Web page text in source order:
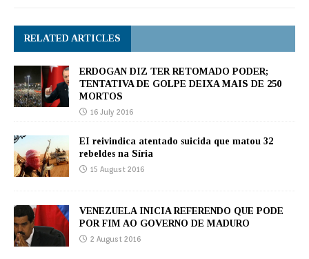
RELATED ARTICLES
ERDOGAN DIZ TER RETOMADO PODER;
TENTATIVA DE GOLPE DEIXA MAIS DE 250
MORTOS
16 July 2016
EI reivindica atentado suicida que matou 32
rebeldes na Síria
15 August 2016
VENEZUELA INICIA REFERENDO QUE PODE
POR FIM AO GOVERNO DE MADURO
2 August 2016